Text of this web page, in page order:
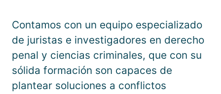
Contamos con un equipo especializado
de juristas e investigadores en derecho
penal y ciencias criminales, que con su
sólida formación son capaces de
plantear soluciones a conflictos